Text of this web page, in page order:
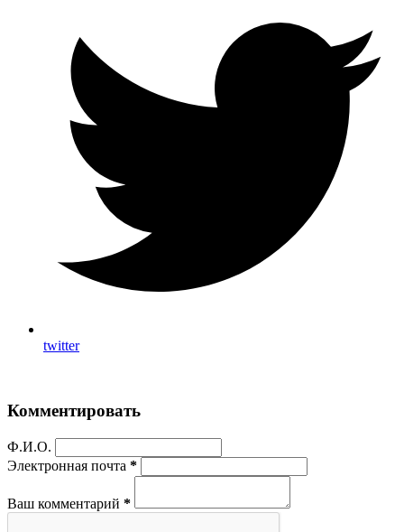
twitter
Комментировать
Ф.И.О.
Электронная почта *
Ваш комментарий *